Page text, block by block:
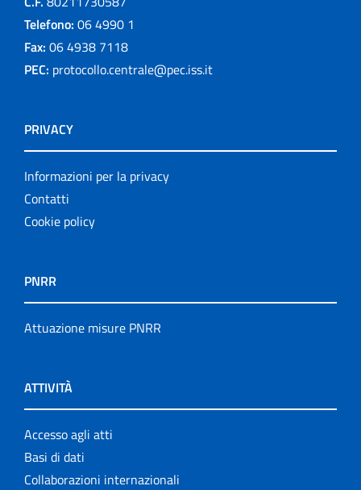
Telefono: 06 4990 1
Fax: 06 4938 7118
PEC: protocollo.centrale@pec.iss.it
PRIVACY
Informazioni per la privacy
Contatti
Cookie policy
PNRR
Attuazione misure PNRR
ATTIVITÀ
Accesso agli atti
Basi di dati
Collaborazioni internazionali